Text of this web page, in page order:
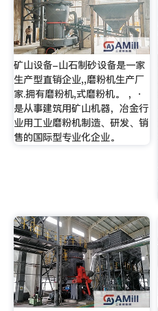
矿山设备-山石制砂设备是一家
生产型直销企业,,磨粉机生产厂
家.拥有磨粉机,式磨粉机。 ，·
是从事建筑用矿山机器，冶金行
业用工业磨粉机制造、研发、销
售的国际型专业化企业。